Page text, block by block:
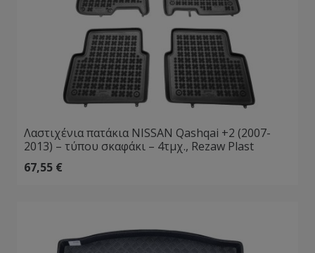
Λαστιχένια πατάκια NISSAN Qashqai +2 (2007-
2013) – τύπου σκαφάκι – 4τμχ., Rezaw Plast
67,55 €